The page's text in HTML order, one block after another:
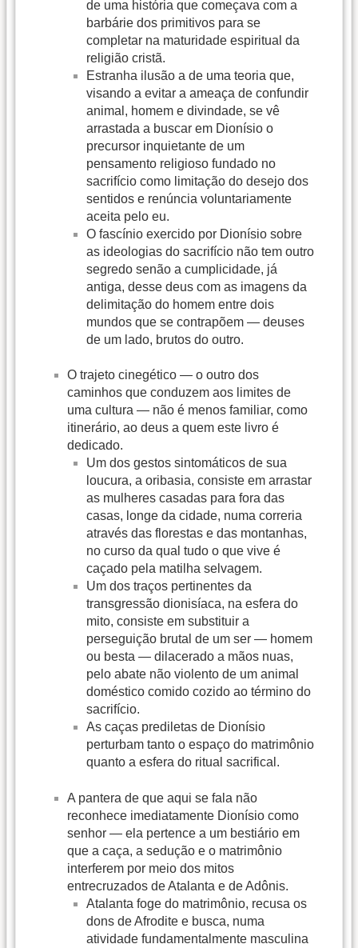
de uma história que começava com a
barbárie dos primitivos para se
completar na maturidade espiritual da
religião cristã.
Estranha ilusão a de uma teoria que,
visando a evitar a ameaça de confundir
animal, homem e divindade, se vê
arrastada a buscar em Dionísio o
precursor inquietante de um
pensamento religioso fundado no
sacrifício como limitação do desejo dos
sentidos e renúncia voluntariamente
aceita pelo eu.
O fascínio exercido por Dionísio sobre
as ideologias do sacrifício não tem outro
segredo senão a cumplicidade, já
antiga, desse deus com as imagens da
delimitação do homem entre dois
mundos que se contrapõem — deuses
de um lado, brutos do outro.
O trajeto cinegético — o outro dos
caminhos que conduzem aos limites de
uma cultura — não é menos familiar, como
itinerário, ao deus a quem este livro é
dedicado.
Um dos gestos sintomáticos de sua
loucura, a oribasia, consiste em arrastar
as mulheres casadas para fora das
casas, longe da cidade, numa correria
através das florestas e das montanhas,
no curso da qual tudo o que vive é
caçado pela matilha selvagem.
Um dos traços pertinentes da
transgressão dionisíaca, na esfera do
mito, consiste em substituir a
perseguição brutal de um ser — homem
ou besta — dilacerado a mãos nuas,
pelo abate não violento de um animal
doméstico comido cozido ao término do
sacrifício.
As caças prediletas de Dionísio
perturbam tanto o espaço do matrimônio
quanto a esfera do ritual sacrifical.
A pantera de que aqui se fala não
reconhece imediatamente Dionísio como
senhor — ela pertence a um bestiário em
que a caça, a sedução e o matrimônio
interferem por meio dos mitos
entrecruzados de Atalanta e de Adônis.
Atalanta foge do matrimônio, recusa os
dons de Afrodite e busca, numa
atividade fundamentalmente masculina